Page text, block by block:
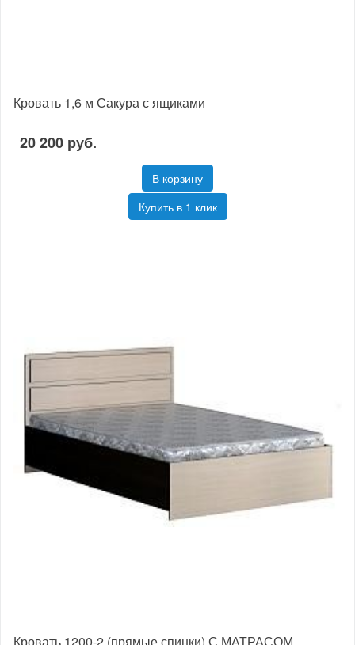
Кровать 1,6 м Сакура с ящиками
20 200 руб.
В корзину
Купить в 1 клик
Кровать 1200-2 (прямые спинки) С МАТРАСОМ